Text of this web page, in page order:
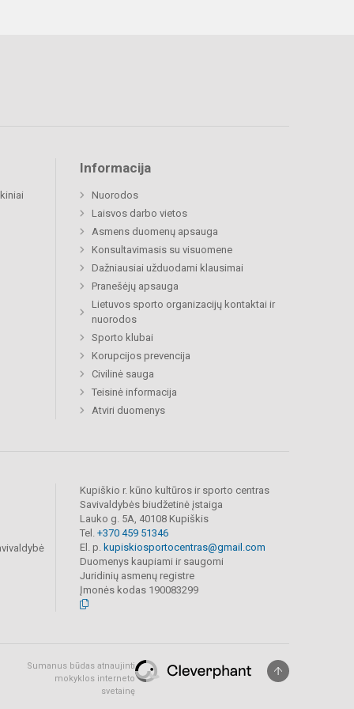
Informacija
Nuorodos
Laisvos darbo vietos
Asmens duomenų apsauga
Konsultavimasis su visuomene
Dažniausiai užduodami klausimai
Pranešėjų apsauga
Lietuvos sporto organizacijų kontaktai ir
nuorodos
Sporto klubai
Korupcijos prevencija
Civilinė sauga
Teisinė informacija
Atviri duomenys
Kupiškio r. kūno kultūros ir sporto centras
Savivaldybės biudžetinė įstaiga
Lauko g. 5A, 40108 Kupiškis
Tel. +370 459 51346
El. p. kupiskiosportocentras@gmail.com
Duomenys kaupiami ir saugomi
Juridinių asmenų registre
Įmonės kodas 190083299
Sumanus būdas atnaujinti
mokyklos interneto
svetainę